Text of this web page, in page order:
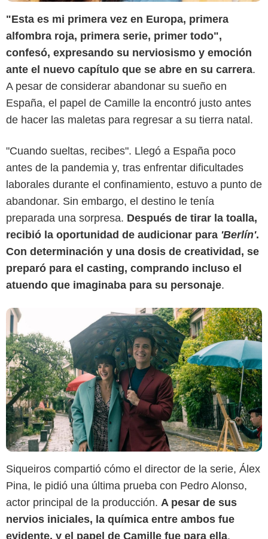
"Esta es mi primera vez en Europa, primera
alfombra roja, primera serie, primer todo",
confesó, expresando su nerviosismo y emoción
ante el nuevo capítulo que se abre en su carrera.
A pesar de considerar abandonar su sueño en
España, el papel de Camille la encontró justo antes
de hacer las maletas para regresar a su tierra natal.
"Cuando sueltas, recibes". Llegó a España poco
antes de la pandemia y, tras enfrentar dificultades
laborales durante el confinamiento, estuvo a punto de
abandonar. Sin embargo, el destino le tenía
preparada una sorpresa. Después de tirar la toalla,
recibió la oportunidad de audicionar para 'Berlín'.
Con determinación y una dosis de creatividad, se
preparó para el casting, comprando incluso el
atuendo que imaginaba para su personaje.
Netflix
Siqueiros compartió cómo el director de la serie, Álex
Pina, le pidió una última prueba con Pedro Alonso,
actor principal de la producción. A pesar de sus
nervios iniciales, la química entre ambos fue
evidente, y el papel de Camille fue para ella.